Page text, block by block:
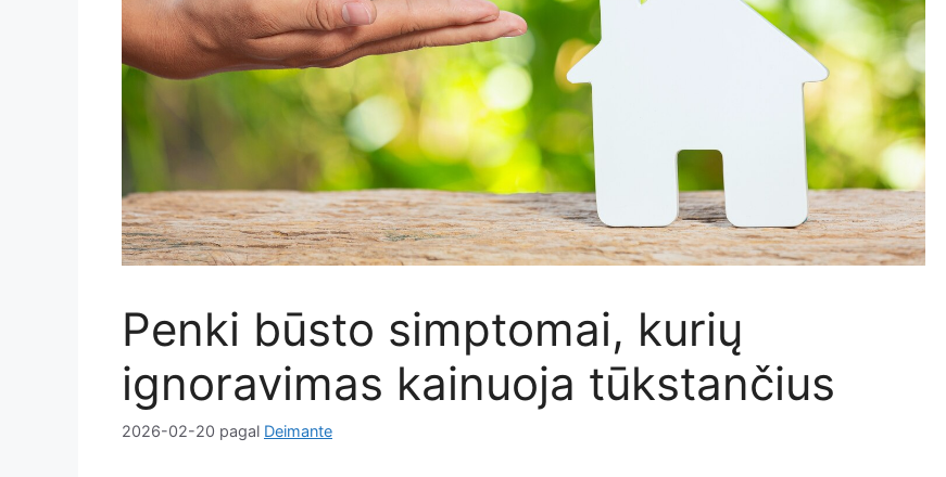
Penki būsto simptomai, kurių
ignoravimas kainuoja tūkstančius
2026-02-20 pagal Deimante